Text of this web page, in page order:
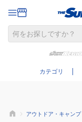
カテゴリ
アウトドア・キャンプ